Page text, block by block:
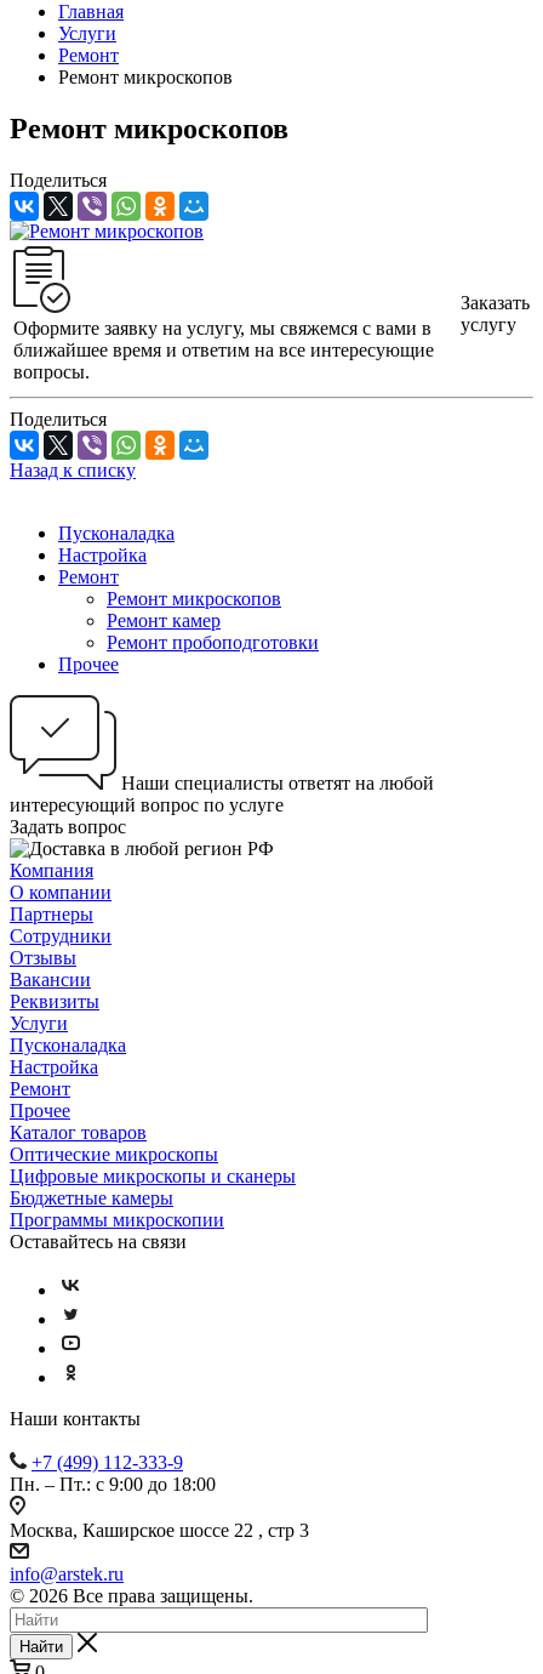
Главная
Услуги
Ремонт
Ремонт микроскопов
Ремонт микроскопов
Поделиться
Оформите заявку на услугу, мы свяжемся с вами в
ближайшее время и ответим на все интересующие
вопросы.
Заказать
услугу
Поделиться
Назад к списку
Пусконаладка
Настройка
Ремонт
Ремонт микроскопов
Ремонт камер
Ремонт пробоподготовки
Прочее
Наши специалисты ответят на любой
интересующий вопрос по услуге
Задать вопрос
Компания
О компании
Партнеры
Сотрудники
Отзывы
Вакансии
Реквизиты
Услуги
Пусконаладка
Настройка
Ремонт
Прочее
Каталог товаров
Оптические микроскопы
Цифровые микроскопы и сканеры
Бюджетные камеры
Программы микроскопии
Оставайтесь на связи
Наши контакты
+7 (499) 112-333-9
Пн. – Пт.: с 9:00 до 18:00
Москва, Каширское шоссе 22 , стр 3
info@arstek.ru
© 2026 Все права защищены.
Найти